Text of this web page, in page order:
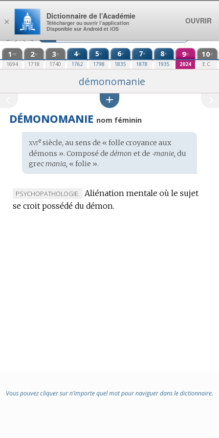
Aller au contenu
1 re
1694
2e
1718
3e
1740
4e
1762
5e
1798
6e
1835
7e
1878
8e
1935
9e
2024
10e
E.C.
démonomanie
DÉMONOMANIE nom féminin
Étymologie
:
xviesiècle, au sens de « folle croyance aux
démons ». Composé de démon et de ‑manie, du
grecmania, « folie ».
MARQUE
DE
PSYCHOPATHOLOGIE.
Aliénation mentale où le sujet
se croit possédé du démon.
Vous pouvez cliquer sur n’importe quel mot pour naviguer dans le dictionnaire.
×
Dictionnaire de l’Académie
Télécharger ou ouvrir l’application
Disponible sur Android et iOS
OUVRIR